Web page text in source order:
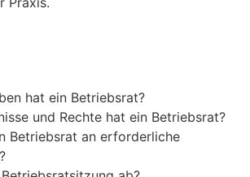
hat ein Betriebsrat?
und Rechte hat ein Betriebsrat?
Betriebsrat an erforderliche